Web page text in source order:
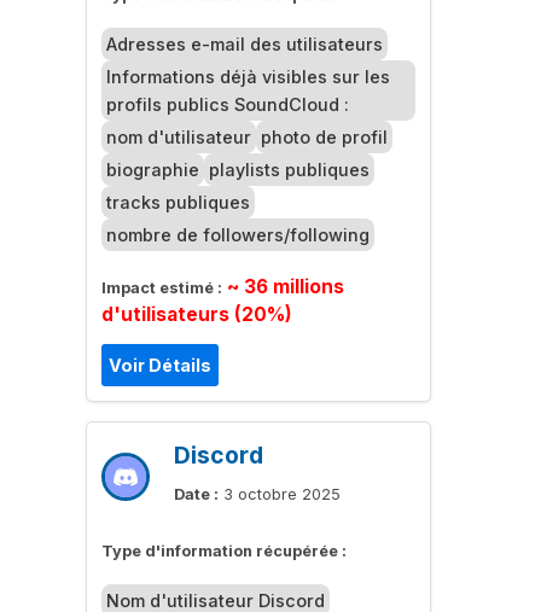
Adresses e-mail des utilisateurs
Informations déjà visibles sur les
profils publics SoundCloud :
nom d'utilisateur photo de profil
biographie playlists publiques
tracks publiques
nombre de followers/following
Impact estimé : ~ 36 millions
d'utilisateurs (20%)
Voir Détails
Discord
Date : 3 octobre 2025
Type d'information récupérée :
Nom d'utilisateur Discord